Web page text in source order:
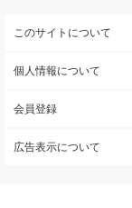
このサイトについて
個人情報について
会員登録
広告表示について